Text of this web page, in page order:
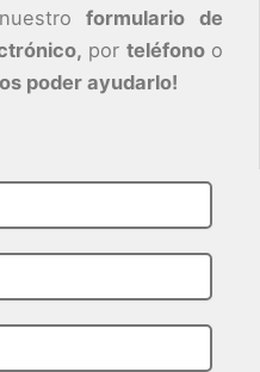
formulario de
por teléfonoo
poder ayudarlo!